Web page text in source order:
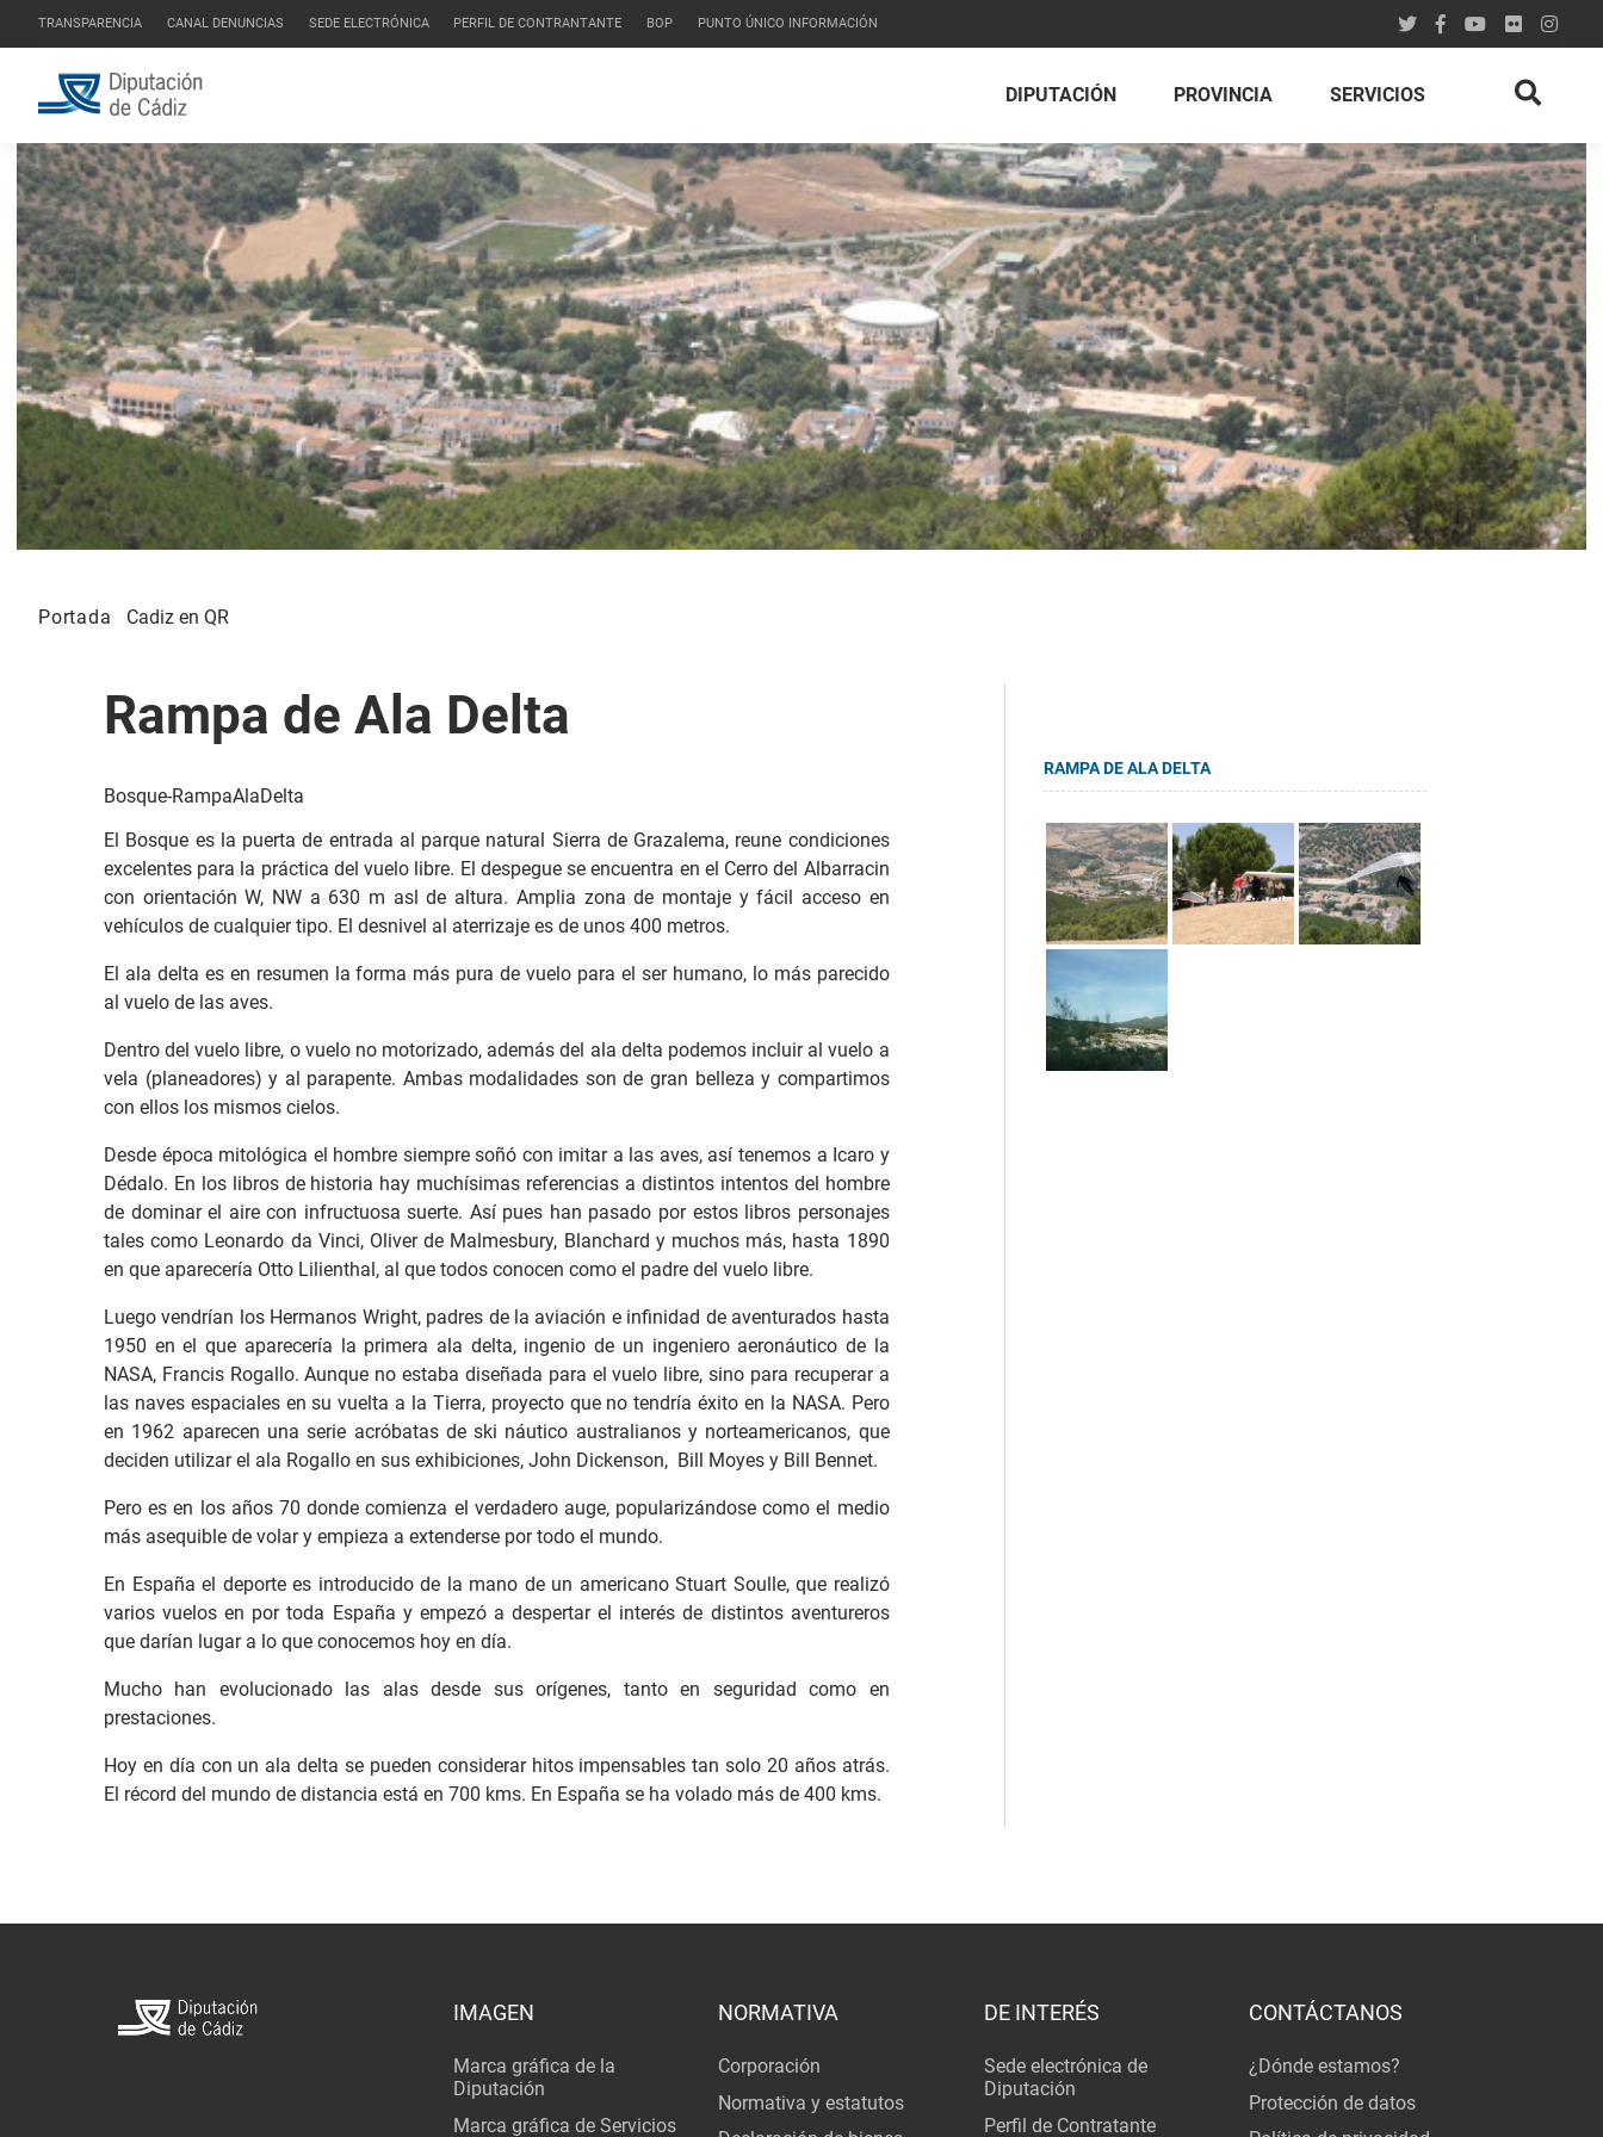
TRANSPARENCIA CANAL DENUNCIAS SEDE ELECTRÓNICA PERFIL DE CONTRANTANTE BOP PUNTO ÚNICO INFORMACIÓN
DIPUTACIÓN PROVINCIA SERVICIOS
Portada Cadiz en QR
Rampa de Ala Delta
Bosque-RampaAlaDelta
El Bosque es la puerta de entrada al parque natural Sierra de Grazalema, reune condiciones
excelentes para la práctica del vuelo libre. El despegue se encuentra en el Cerro del Albarracin
con orientación W, NW a 630 m asl de altura. Amplia zona de montaje y fácil acceso en
vehículos de cualquier tipo. El desnivel al aterrizaje es de unos 400 metros.
El ala delta es en resumen la forma más pura de vuelo para el ser humano, lo más parecido
al vuelo de las aves.
Dentro del vuelo libre, o vuelo no motorizado, además del ala delta podemos incluir al vuelo a
vela (planeadores) y al parapente. Ambas modalidades son de gran belleza y compartimos
con ellos los mismos cielos.
Desde época mitológica el hombre siempre soñó con imitar a las aves, así tenemos a Icaro y
Dédalo. En los libros de historia hay muchísimas referencias a distintos intentos del hombre
de dominar el aire con infructuosa suerte. Así pues han pasado por estos libros personajes
tales como Leonardo da Vinci, Oliver de Malmesbury, Blanchard y muchos más, hasta 1890
en que aparecería Otto Lilienthal, al que todos conocen como el padre del vuelo libre.
Luego vendrían los Hermanos Wright, padres de la aviación e infinidad de aventurados hasta
1950 en el que aparecería la primera ala delta, ingenio de un ingeniero aeronáutico de la
NASA, Francis Rogallo. Aunque no estaba diseñada para el vuelo libre, sino para recuperar a
las naves espaciales en su vuelta a la Tierra, proyecto que no tendría éxito en la NASA. Pero
en 1962 aparecen una serie acróbatas de ski náutico australianos y norteamericanos, que
deciden utilizar el ala Rogallo en sus exhibiciones, John Dickenson, Bill Moyes y Bill Bennet.
Pero es en los años 70 donde comienza el verdadero auge, popularizándose como el medio
más asequible de volar y empieza a extenderse por todo el mundo.
En España el deporte es introducido de la mano de un americano Stuart Soulle, que realizó
varios vuelos en por toda España y empezó a despertar el interés de distintos aventureros
que darían lugar a lo que conocemos hoy en día.
Mucho han evolucionado las alas desde sus orígenes, tanto en seguridad como en
prestaciones.
Hoy en día con un ala delta se pueden considerar hitos impensables tan solo 20 años atrás.
El récord del mundo de distancia está en 700 kms. En España se ha volado más de 400 kms.
RAMPA DE ALA DELTA
IMAGEN
Marca gráfica de la
Diputación
Marca gráfica de Servicios
NORMATIVA
Corporación
Normativa y estatutos
DE INTERÉS
Sede electrónica de
Diputación
Perfil de Contratante
CONTÁCTANOS
¿Dónde estamos?
Protección de datos